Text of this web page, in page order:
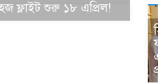
ফ্লাইট শুরু ১৮ এপ্রিল!